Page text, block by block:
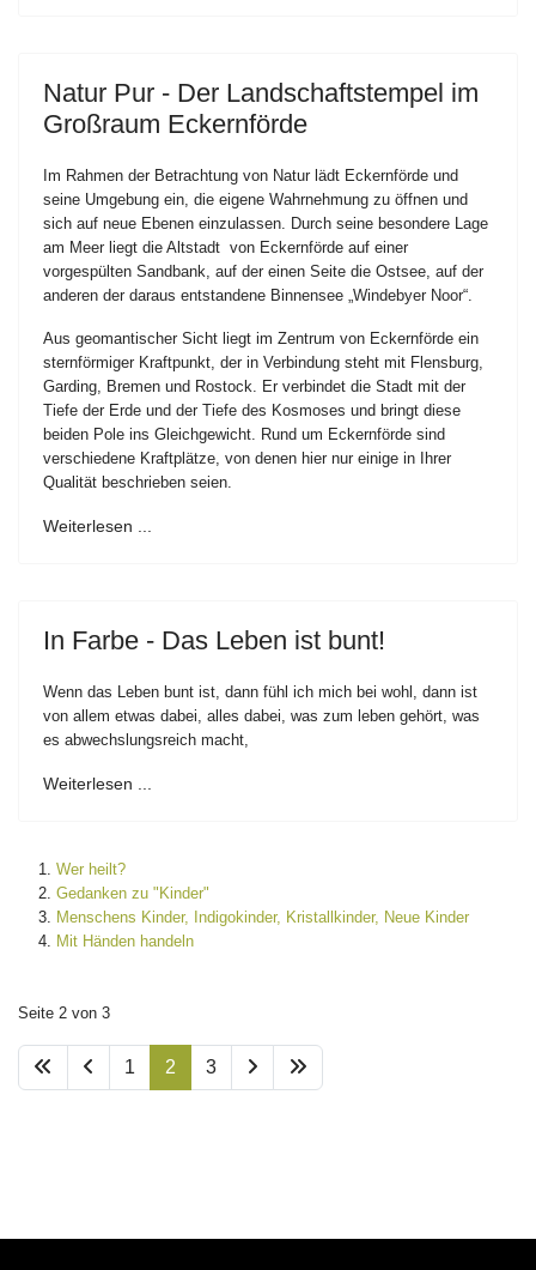
Natur Pur - Der Landschaftstempel im
Großraum Eckernförde
Im Rahmen der Betrachtung von Natur lädt Eckernförde und
seine Umgebung ein, die eigene Wahrnehmung zu öffnen und
sich auf neue Ebenen einzulassen. Durch seine besondere Lage
am Meer liegt die Altstadt von Eckernförde auf einer
vorgespülten Sandbank, auf der einen Seite die Ostsee, auf der
anderen der daraus entstandene Binnensee „Windebyer Noor“.
Aus geomantischer Sicht liegt im Zentrum von Eckernförde ein
sternförmiger Kraftpunkt, der in Verbindung steht mit Flensburg,
Garding, Bremen und Rostock. Er verbindet die Stadt mit der
Tiefe der Erde und der Tiefe des Kosmoses und bringt diese
beiden Pole ins Gleichgewicht. Rund um Eckernförde sind
verschiedene Kraftplätze, von denen hier nur einige in Ihrer
Qualität beschrieben seien.
Weiterlesen ...
In Farbe - Das Leben ist bunt!
Wenn das Leben bunt ist, dann fühl ich mich bei wohl, dann ist
von allem etwas dabei, alles dabei, was zum leben gehört, was
es abwechslungsreich macht,
Weiterlesen ...
Wer heilt?
Gedanken zu "Kinder"
Menschens Kinder, Indigokinder, Kristallkinder, Neue Kinder
Mit Händen handeln
Seite 2 von 3
1 2 3